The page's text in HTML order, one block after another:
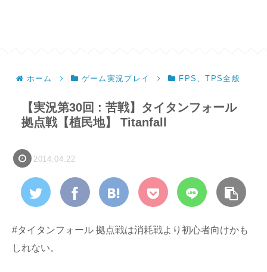
ホーム ゲーム実況プレイ FPS、TPS全般
【実況第30回 : 苦戦】タイタンフォール
拠点戦【植民地】 Titanfall
2014.04.22
#タイタンフォール 拠点戦は消耗戦より初心者向けかも
しれない。